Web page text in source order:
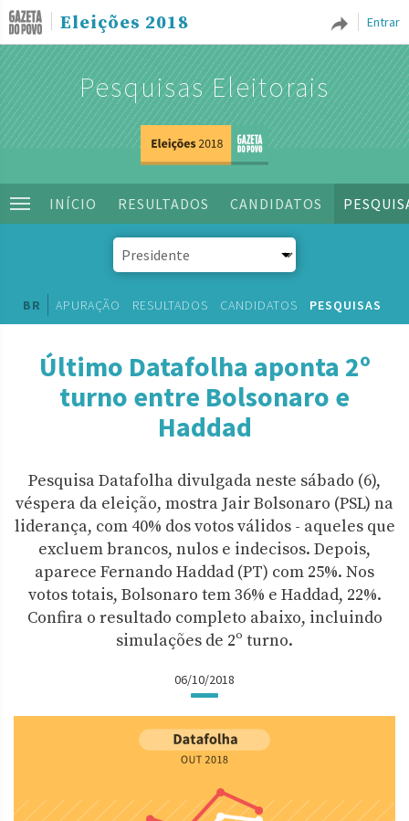
Entrar
Eleições 2018
Pesquisas Eleitorais
INÍCIO RESULTADOS CANDIDATOS
BR APURAÇÃO RESULTADOS CANDIDATOS PESQUISAS
Último Datafolha aponta 2º
turno entre Bolsonaro e
Haddad
Pesquisa Datafolha divulgada neste sábado (6),
véspera da eleição, mostra Jair Bolsonaro (PSL) na
liderança, com 40% dos votos válidos - aqueles que
excluem brancos, nulos e indecisos. Depois,
aparece Fernando Haddad (PT) com 25%. Nos
votos totais, Bolsonaro tem 36% e Haddad, 22%.
Confira o resultado completo abaixo, incluindo
simulações de 2º turno.
06/10/2018